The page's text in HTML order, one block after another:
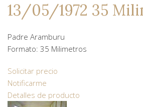
13/05/1972 35
Padre Aramburu
Formato: 35 Milimetros
Solicitar precio
Notificarme
Detalles de producto